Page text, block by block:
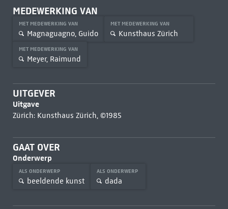
MEDEWERKING VAN
MET MEDEWERKING VAN
Magnaguagno, Guido
MET MEDEWERKING VAN
Kunsthaus Zürich
MET MEDEWERKING VAN
Meyer, Raimund
UITGEVER
Uitgave
Zürich: Kunsthaus Zürich, ©1985
GAAT OVER
Onderwerp
ALS ONDERWERP
beeldende kunst
ALS ONDERWERP
dada